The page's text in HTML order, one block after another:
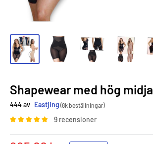
Shapewear med hög midja
444 av Eastjing (8k beställningar)
9 recensioner